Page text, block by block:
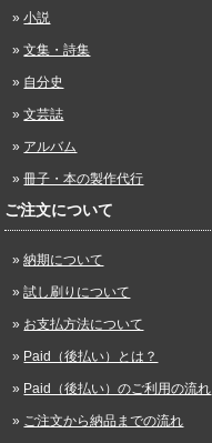
小説
文集・詩集
自分史
文芸誌
アルバム
冊子・本の製作代行
ご注文について
納期について
試し刷りについて
お支払方法について
Paid（後払い）とは？
Paid（後払い）のご利用の流れ
ご注文から納品までの流れ